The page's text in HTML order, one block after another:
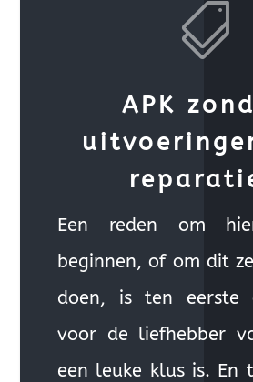

APK
Een reden om
beginnen, of om dit
doen, is ten eerste
voor de liefhebber
een leuke klus is. En